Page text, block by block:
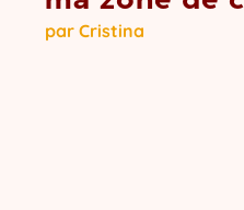
parCristina